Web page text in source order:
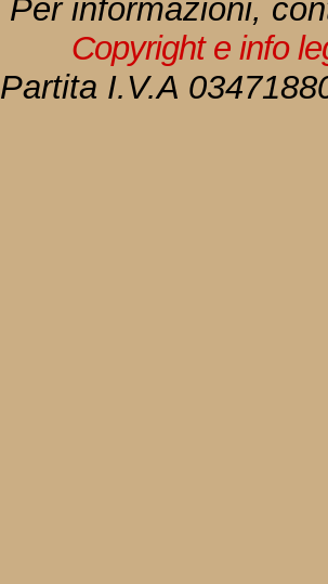
Per informazioni,
Copyright e info
Partita I.V.A